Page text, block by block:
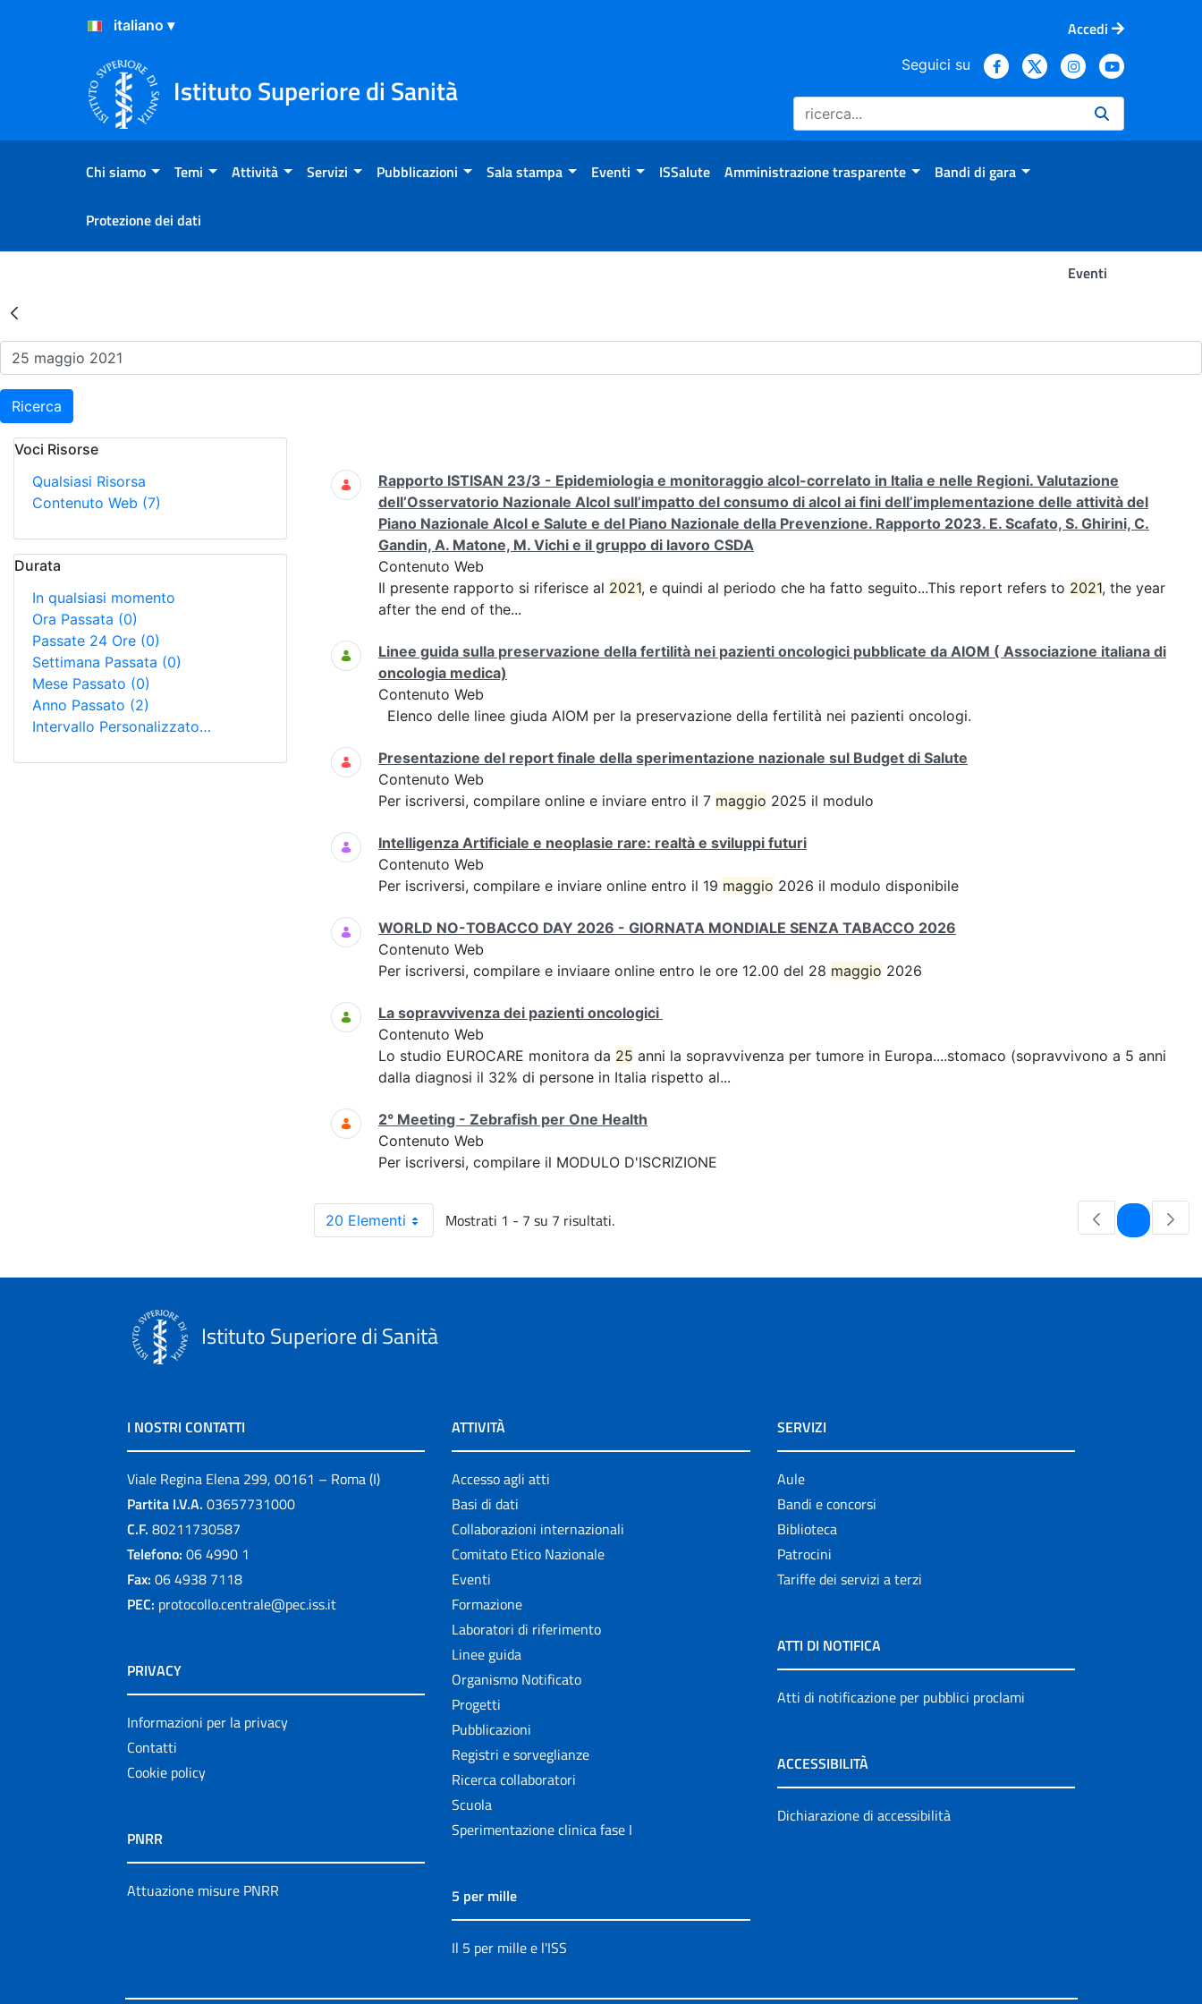
Salta al Contenuto
Salta al Footer
Accedi
Istituto Superiore di Sanità
Seguici su
Chi siamo Temi Attività Servizi Pubblicazioni Sala stampa Eventi ISSalute Amministrazione trasparente Bandi di gara
Protezione dei dati
Eventi
Risultati della Ricerca - Eventi
Ricerca
Voci Risorse
Qualsiasi Risorsa
Contenuto Web (7)
Durata
In qualsiasi momento
Ora Passata (0)
Passate 24 Ore (0)
Settimana Passata (0)
Mese Passato (0)
Anno Passato (2)
Intervallo Personalizzato…
Ricerca
Rapporto ISTISAN 23/3 - Epidemiologia e monitoraggio alcol-correlato in Italia e nelle Regioni. Valutazione
dell’Osservatorio Nazionale Alcol sull’impatto del consumo di alcol ai fini dell’implementazione delle attività del
Piano Nazionale Alcol e Salute e del Piano Nazionale della Prevenzione. Rapporto 2023. E. Scafato, S. Ghirini, C.
Gandin, A. Matone, M. Vichi e il gruppo di lavoro CSDA
Contenuto Web
Il presente rapporto si riferisce al 2021, e quindi al periodo che ha fatto seguito...This report refers to 2021, the year
after the end of the...
Linee guida sulla preservazione della fertilità nei pazienti oncologici pubblicate da AIOM ( Associazione italiana di
oncologia medica)
Contenuto Web
Elenco delle linee giuda AIOM per la preservazione della fertilità nei pazienti oncologi.
Presentazione del report finale della sperimentazione nazionale sul Budget di Salute
Contenuto Web
Per iscriversi, compilare online e inviare entro il 7 maggio 2025 il modulo
Intelligenza Artificiale e neoplasie rare: realtà e sviluppi futuri
Contenuto Web
Per iscriversi, compilare e inviare online entro il 19 maggio 2026 il modulo disponibile
WORLD NO-TOBACCO DAY 2026 - GIORNATA MONDIALE SENZA TABACCO 2026
Contenuto Web
Per iscriversi, compilare e inviaare online entro le ore 12.00 del 28 maggio 2026
La sopravvivenza dei pazienti oncologici
Contenuto Web
Lo studio EUROCARE monitora da 25 anni la sopravvivenza per tumore in Europa....stomaco (sopravvivono a 5 anni
dalla diagnosi il 32% di persone in Italia rispetto al...
2° Meeting - Zebrafish per One Health
Contenuto Web
Per iscriversi, compilare il MODULO D'ISCRIZIONE
20 Elementi Mostrati 1 - 7 su 7 risultati. Pagina
Istituto Superiore di Sanità
I NOSTRI CONTATTI
Viale Regina Elena 299, 00161 – Roma (I)
Partita I.V.A. 03657731000
C.F. 80211730587
Telefono: 06 4990 1
Fax: 06 4938 7118
PEC: protocollo.centrale@pec.iss.it
PRIVACY
Informazioni per la privacy
Contatti
Cookie policy
PNRR
Attuazione misure PNRR
ATTIVITÀ
Accesso agli atti
Basi di dati
Collaborazioni internazionali
Comitato Etico Nazionale
Eventi
Formazione
Laboratori di riferimento
Linee guida
Organismo Notificato
Progetti
Pubblicazioni
Registri e sorveglianze
Ricerca collaboratori
Scuola
Sperimentazione clinica fase I
5 per mille
Il 5 per mille e l'ISS
SERVIZI
Aule
Bandi e concorsi
Biblioteca
Patrocini
Tariffe dei servizi a terzi
ATTI DI NOTIFICA
Atti di notificazione per pubblici proclami
ACCESSIBILITÀ
Dichiarazione di accessibilità